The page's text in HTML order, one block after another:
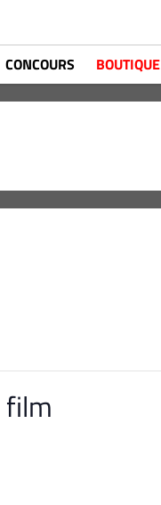
CONCOURS BOUTIQUE
film